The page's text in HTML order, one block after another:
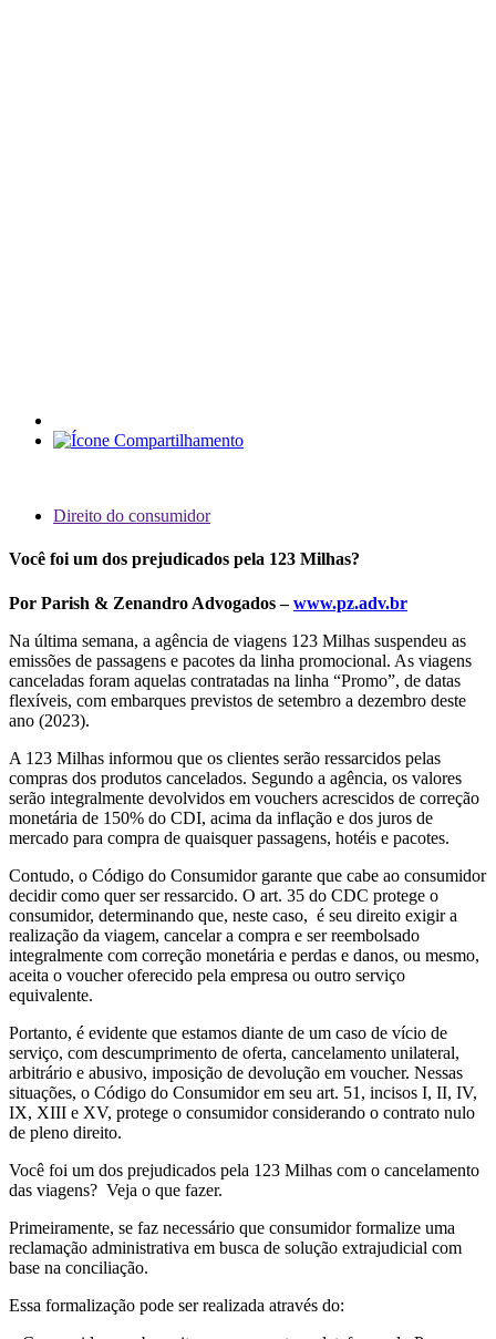
Direito do consumidor
Você foi um dos prejudicados pela 123 Milhas?
Por Parish & Zenandro Advogados –www.pz.adv.br
Na última semana, a agência de viagens 123 Milhas suspendeu as
emissões de passagens e pacotes da linha promocional. As viagens
canceladas foram aquelas contratadas na linha “Promo”, de datas
flexíveis, com embarques previstos de setembro a dezembro deste
ano (2023).
A 123 Milhas informou que os clientes serão ressarcidos pelas
compras dos produtos cancelados. Segundo a agência, os valores
serão integralmente devolvidos em vouchers acrescidos de correção
monetária de 150% do CDI, acima da inflação e dos juros de
mercado para compra de quaisquer passagens, hotéis e pacotes.
Contudo, o Código do Consumidor garante que cabe ao consumidor
decidir como quer ser ressarcido. O art. 35 do CDC protege o
consumidor, determinando que, neste caso, é seu direito exigir a
realização da viagem, cancelar a compra e ser reembolsado
integralmente com correção monetária e perdas e danos, ou mesmo,
aceita o voucher oferecido pela empresa ou outro serviço
equivalente.
Portanto, é evidente que estamos diante de um caso de vício de
serviço, com descumprimento de oferta, cancelamento unilateral,
arbitrário e abusivo, imposição de devolução em voucher. Nessas
situações, o Código do Consumidor em seu art. 51, incisos I, II, IV,
IX, XIII e XV, protege o consumidor considerando o contrato nulo
de pleno direito.
Você foi um dos prejudicados pela 123 Milhas com o cancelamento
das viagens? Veja o que fazer.
Primeiramente, se faz necessário que consumidor formalize uma
reclamação administrativa em busca de solução extrajudicial com
base na conciliação.
Essa formalização pode ser realizada através do: